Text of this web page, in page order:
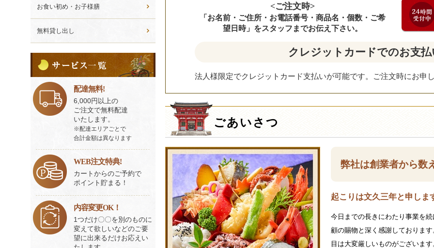
<ご注文時>
「お名前・ご住所・お電話番号・商品名・個数・ご希
望日時」をスタッフまでお伝え下さい。
クレジットカードでのお支
法人様限定でクレジットカード支払いが可能です。ご注文時にお申
ごあいさつ
弊社は創業者から数
起こりは文久三年と申しま
今日までの長きにわたり事業を
顧の賜物と深く感謝しておりま
目は大変厳しいものがございま
お食い初め・お子様膳
無料貸し出し
ー
ビ
ス
一
覧
配達無料!
6,000円以上の
ご注文で無料配達
いたします。
※配達エリアごとで
合計金額は異なります
WEB注文特典!
カートからのご予約で
ポイント貯まる！
内容変更OK！
1つだけ〇〇を別のものに
変えて欲しいなどのご要
望に出来るだけお応えい